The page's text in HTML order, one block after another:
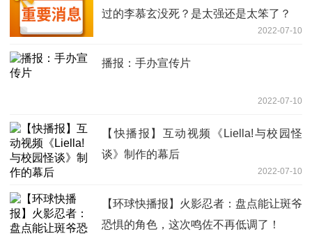
过的李慕玄没死？是太强还是太笨了？
2022-07-10
播报：手办宣传片
2022-07-10
【快播报】互动视频《Liella!与校园怪
谈》制作的幕后
2022-07-10
【环球快播报】火影忍者：盘点能让斑爷
恐惧的角色，这次鸣佐不再低调了！